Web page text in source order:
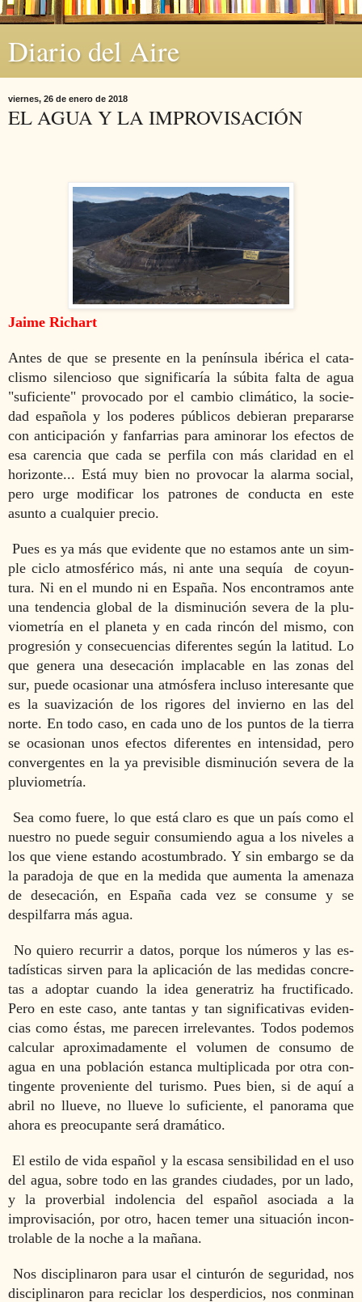
Diario del Aire
viernes, 26 de enero de 2018
EL AGUA Y LA IMPROVISACIÓN
Jaime Richart
Antes de que se presente en la península ibérica el cata­
clismo silencioso que significaría la súbita falta de agua
"su­ficiente" provocado por el cambio climático, la socie­
dad española y los poderes públicos debieran prepararse
con anticipación y fanfarrias para aminorar los efectos de
esa carencia que cada se perfila con más claridad en el
hori­zonte... Está muy bien no provocar la alarma social,
pero urge modificar los patrones de conducta en este
asunto a cualquier precio.
Pues es ya más que evidente que no estamos ante un sim­
ple ciclo atmosférico más, ni ante una sequía
de coyun­
tura. Ni en el mundo ni en España. Nos encontramos ante
una tendencia global de la disminución severa de la plu­
viometría en el planeta y en cada rincón del mismo, con
progresión y consecuencias diferentes según la latitud. Lo
que genera una desecación implacable en las zonas del
sur, puede ocasionar una atmósfera incluso interesante que
es la suavización de los rigores del invierno en las del
norte. En todo caso, en cada uno de los puntos de la tierra
se ocasionan unos efectos diferentes en intensidad, pero
convergentes en la ya previsible disminución severa de la
pluviometría.
Sea como fuere, lo que está claro es que un país como el
nuestro no puede seguir consumiendo agua a los niveles a
los que viene estando acostumbrado. Y sin embargo se da
la paradoja de que en la medida que aumenta la amenaza
de desecación, en España cada vez se consume y se
despilfa­rra más agua.
No quiero recurrir a datos, porque los números y las es­
tadísticas sirven para la aplicación de las medidas concre­
tas a adoptar cuando la idea generatriz ha fructificado.
Pero en este caso, ante tantas y tan significativas eviden­
cias como éstas, me parecen irrelevantes. Todos podemos
calcular aproximadamente el volumen de consumo de
agua en una población estanca multiplicada por otra con­
tingente proveniente del turismo. Pues bien, si de aquí a
abril no llueve, no llueve lo suficiente, el panorama que
ahora es preocupante será dramático.
El estilo de vida español y la escasa sensibilidad en el uso
del agua, sobre todo en las grandes ciudades, por un lado,
y la proverbial indolencia del español asociada a la
improvi­sación, por otro, hacen temer una situación incon­
trolable de la noche a la mañana.
Nos disciplinaron para usar el cinturón de seguridad, nos
disciplinaron para reciclar los desperdicios, nos conminan